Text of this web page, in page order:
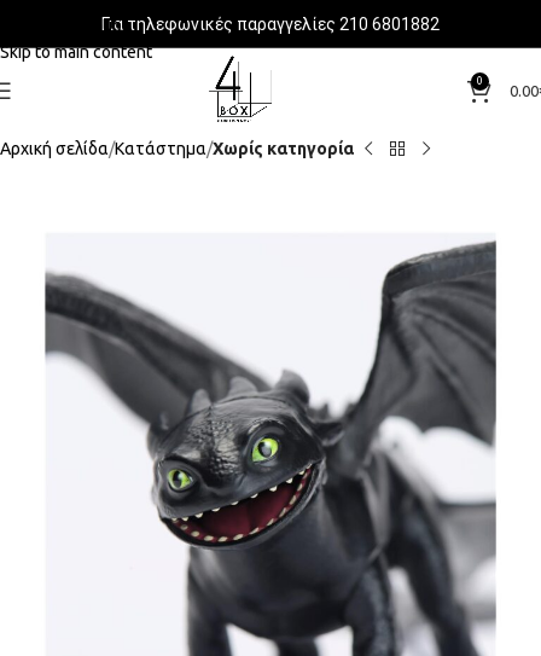
Skip to navigation
Skip to main content
Για τηλεφωνικές παραγγελίες 210 6801882
0
0.00
Αρχική σελίδα Κατάστημα Χωρίς κατηγορία